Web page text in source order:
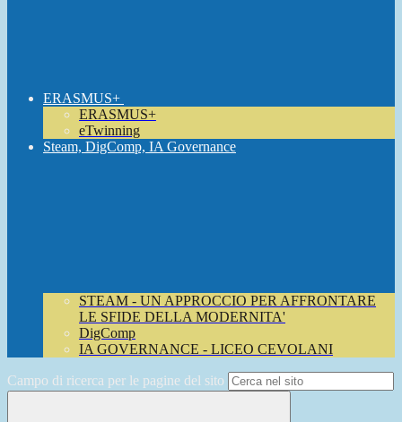
ERASMUS+
ERASMUS+
eTwinning
Steam, DigComp, IA Governance
STEAM - UN APPROCCIO PER AFFRONTARE
LE SFIDE DELLA MODERNITA'
DigComp
IA GOVERNANCE - LICEO CEVOLANI
Campo di ricerca per le pagine del sito